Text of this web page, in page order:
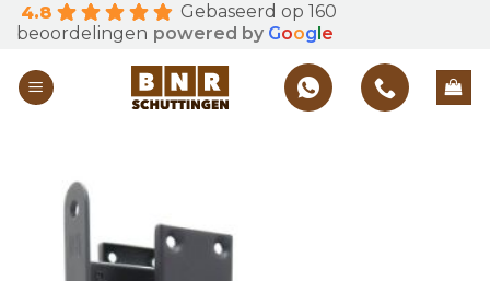
Skip
to
content
4.8
Gebaseerd op 160
beoordelingen powered by Goog e